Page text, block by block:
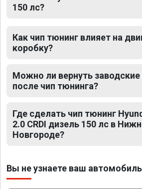
150 лс?
Как чип тюнинг влияет на
коробку?
Можно ли вернуть заводские
после чип тюнинга?
Где сделать чип тюнинг
2.0 CRDI дизель 150 лс в
Новгороде?
Вы не узнаете ваш